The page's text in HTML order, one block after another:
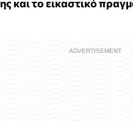
και το εικαστικό